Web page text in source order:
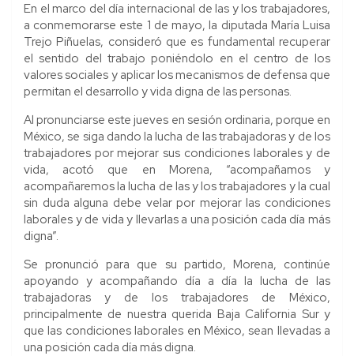
En el marco del día internacional de las y los trabajadores,
a conmemorarse este 1 de mayo, la diputada María Luisa
Trejo Piñuelas, consideró que es fundamental recuperar
el sentido del trabajo poniéndolo en el centro de los
valores sociales y aplicar los mecanismos de defensa que
permitan el desarrollo y vida digna de las personas.
Al pronunciarse este jueves en sesión ordinaria, porque en
México, se siga dando la lucha de las trabajadoras y de los
trabajadores por mejorar sus condiciones laborales y de
vida, acotó que en Morena, “acompañamos y
acompañaremos la lucha de las y los trabajadores y la cual
sin duda alguna debe velar por mejorar las condiciones
laborales y de vida y llevarlas a una posición cada día más
digna”.
Se pronunció para que su partido, Morena, continúe
apoyando y acompañando día a día la lucha de las
trabajadoras y de los trabajadores de México,
principalmente de nuestra querida Baja California Sur y
que las condiciones laborales en México, sean llevadas a
una posición cada día más digna.